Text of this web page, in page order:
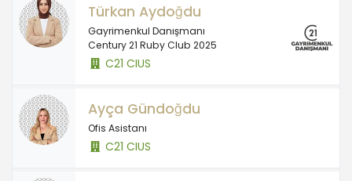
Türkan Aydoğdu
Gayrimenkul Danışmanı
Century 21 Ruby Club 2025
C21 CIUS
Ayça Gündoğdu
Ofis Asistanı
C21 CIUS